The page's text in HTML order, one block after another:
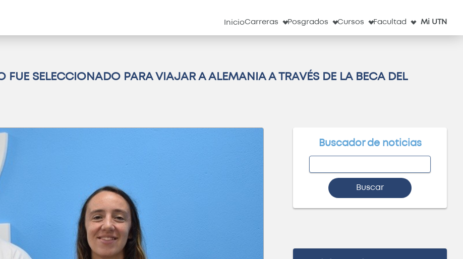
InicioCarreras Posgrados Cursos Facultad Mi UTN
FUE SELECCIONADO PARA VIAJAR A ALEMANIA A TRAVÉS DE LA BECA DEL
Buscador de noticias
Buscar